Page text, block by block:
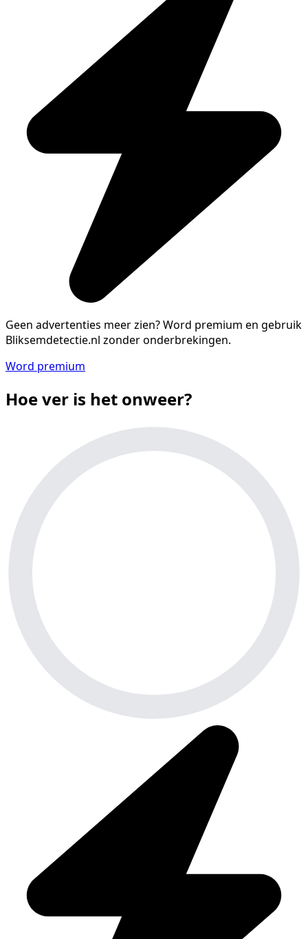
Geen advertenties meer zien?Word premium en gebruik
Bliksemdetectie.nl zonder onderbrekingen.
Word premium
Hoe ver is het onweer?